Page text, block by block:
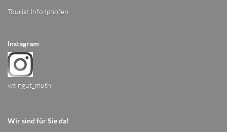
Tourist Info Iphofen
Instagram
weingut_muth
Wir sind für Sie da!